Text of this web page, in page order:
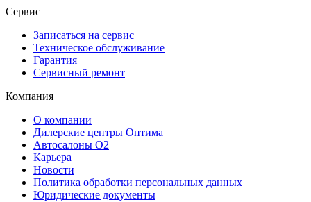
Сервис
Записаться на сервис
Техническое обслуживание
Гарантия
Сервисный ремонт
Компания
О компании
Дилерские центры Оптима
Автосалоны О2
Карьера
Новости
Политика обработки персональных данных
Юридические документы